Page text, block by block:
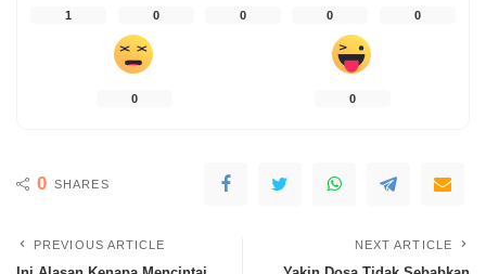
1 0 0 0 0
0 0
0 SHARES
PREVIOUS ARTICLE NEXT ARTICLE